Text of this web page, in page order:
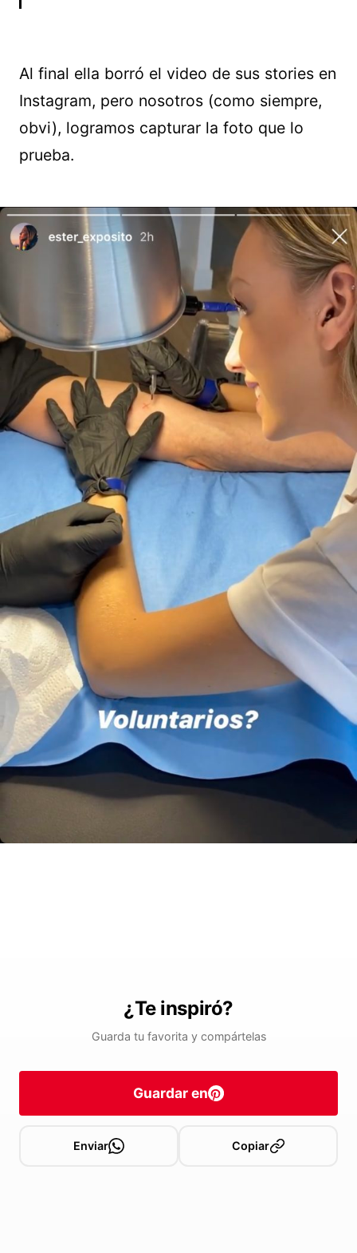
Al final ella borró el video de sus stories en
Instagram, pero nosotros (como siempre,
obvi), logramos capturar la foto que lo
prueba.
¿Te inspiró?
Guarda tu favorita y compártelas
Guardar en
Enviar Copiar